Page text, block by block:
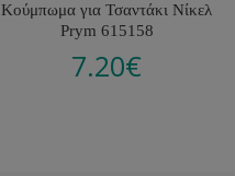
Κούμπωμα για Τσαντάκι Νίκελ
Prym 615158
7.20€